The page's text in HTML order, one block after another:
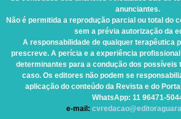
anunciantes.
Não é permitida a reprodução parcial ou total do
sem a prévia autorização da
A responsabilidade de qualquer terapêutica
prescreve. A perícia e a experiência
determinantes para a condução dos possíveis
caso. Os editores não podem se
aplicação do conteúdo da Revista e do
WhatsApp: 11 96471-
e-mail: